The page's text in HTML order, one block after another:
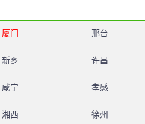
厦门 邢台
新乡 许昌
咸宁 孝感
湘西 徐州